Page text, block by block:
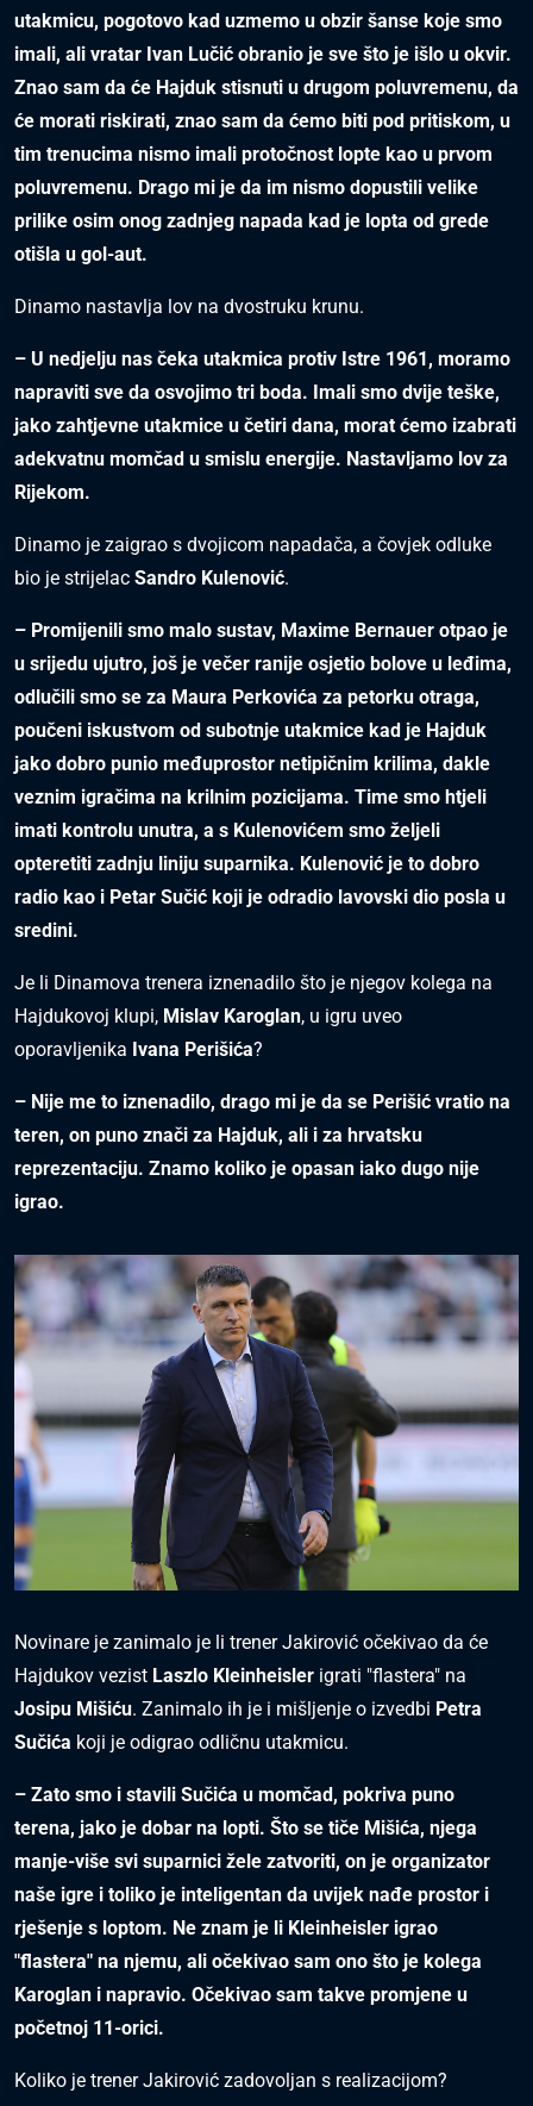
utakmicu, pogotovo kad uzmemo u obzir šanse koje smo
imali, ali vratar Ivan Lučić obranio je sve što je išlo u okvir.
Znao sam da će Hajduk stisnuti u drugom poluvremenu, da
će morati riskirati, znao sam da ćemo biti pod pritiskom, u
tim trenucima nismo imali protočnost lopte kao u prvom
poluvremenu. Drago mi je da im nismo dopustili velike
prilike osim onog zadnjeg napada kad je lopta od grede
otišla u gol-aut.
Dinamo nastavlja lov na dvostruku krunu.
– U nedjelju nas čeka utakmica protiv Istre 1961, moramo
napraviti sve da osvojimo tri boda. Imali smo dvije teške,
jako zahtjevne utakmice u četiri dana, morat ćemo izabrati
adekvatnu momčad u smislu energije. Nastavljamo lov za
Rijekom.
Dinamo je zaigrao s dvojicom napadača, a čovjek odluke
bio je strijelac Sandro Kulenović.
– Promijenili smo malo sustav, Maxime Bernauer otpao je
u srijedu ujutro, još je večer ranije osjetio bolove u leđima,
odlučili smo se za Maura Perkovića za petorku otraga,
poučeni iskustvom od subotnje utakmice kad je Hajduk
jako dobro punio međuprostor netipičnim krilima, dakle
veznim igračima na krilnim pozicijama. Time smo htjeli
imati kontrolu unutra, a s Kulenovićem smo željeli
opteretiti zadnju liniju suparnika. Kulenović je to dobro
radio kao i Petar Sučić koji je odradio lavovski dio posla u
sredini.
Je li Dinamova trenera iznenadilo što je njegov kolega na
Hajdukovoj klupi, Mislav Karoglan, u igru uveo
oporavljenika Ivana Perišića?
– Nije me to iznenadilo, drago mi je da se Perišić vratio na
teren, on puno znači za Hajduk, ali i za hrvatsku
reprezentaciju. Znamo koliko je opasan iako dugo nije
igrao.
Novinare je zanimalo je li trener Jakirović očekivao da će
Hajdukov vezist Laszlo Kleinheisler igrati "flastera" na
Josipu Mišiću. Zanimalo ih je i mišljenje o izvedbi Petra
Sučića koji je odigrao odličnu utakmicu.
– Zato smo i stavili Sučića u momčad, pokriva puno
terena, jako je dobar na lopti. Što se tiče Mišića, njega
manje-više svi suparnici žele zatvoriti, on je organizator
naše igre i toliko je inteligentan da uvijek nađe prostor i
rješenje s loptom. Ne znam je li Kleinheisler igrao
"flastera" na njemu, ali očekivao sam ono što je kolega
Karoglan i napravio. Očekivao sam takve promjene u
početnoj 11-orici.
Koliko je trener Jakirović zadovoljan s realizacijom?